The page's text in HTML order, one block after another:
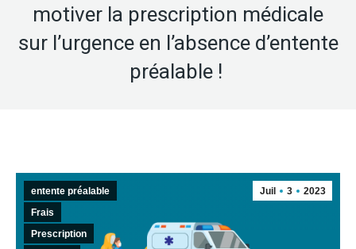
motiver la prescription médicale
sur l’urgence en l’absence d’entente
préalable !
Juil 3 2023
entente préalable
Frais
Prescription